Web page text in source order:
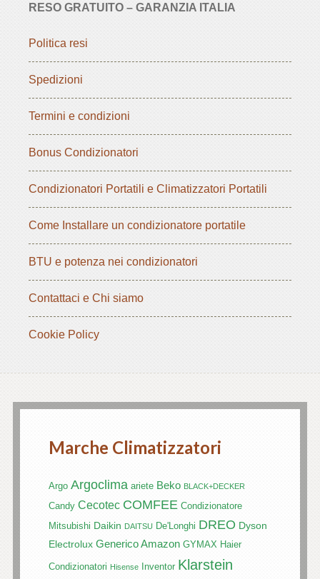
RESO GRATUITO – GARANZIA ITALIA
Politica resi
Spedizioni
Termini e condizioni
Bonus Condizionatori
Condizionatori Portatili e Climatizzatori Portatili
Come Installare un condizionatore portatile
BTU e potenza nei condizionatori
Contattaci e Chi siamo
Cookie Policy
Marche Climatizzatori
Argo Argoclima ariete Beko BLACK+DECKER
Candy Cecotec COMFEE Condizionatore
Mitsubishi Daikin DAITSU De'Longhi DREO Dyson
Electrolux Generico Amazon GYMAX Haier
Condizionatori Hisense Inventor Klarstein